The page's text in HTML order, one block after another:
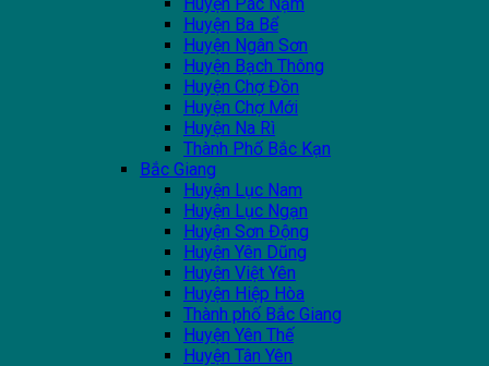
Huyện Ba Bể
Huyện Ngân Sơn
Huyện Bạch Thông
Huyện Chợ Đồn
Huyện Chợ Mới
Huyện Na Rì
Thành Phố Bắc Kạn
Bắc Giang
Huyện Lục Nam
Huyện Lục Ngạn
Huyện Sơn Động
Huyện Yên Dũng
Huyện Việt Yên
Huyện Hiệp Hòa
Thành phố Bắc Giang
Huyện Yên Thế
Huyện Tân Yên